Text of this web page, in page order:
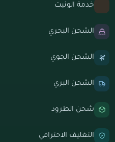
خدمة الونيت
الشحن البحري
الشحن الجوي
الشحن البري
شحن الطرود
التغليف الاحترافي